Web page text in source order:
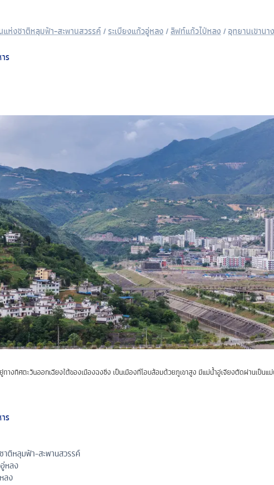
แห่งชาติหลุมฟ้า-สะพานสวรรค์/ระเบียงแก้วอู่หลง/ลิฟท์แก้วไป่หลง/อุทยานเขานา
ร
างทิศตะวันออกเฉียงใต้ของเมืองฉงชิ่ง เป็นเมืองที่โอบล้อมด้วยภูเขาสูง มีแม่น้ำอู่เจียงตัดผ่านเป็นแ
ร
าติหลุมฟ้า-สะพานสวรรค์
หลง
ลง